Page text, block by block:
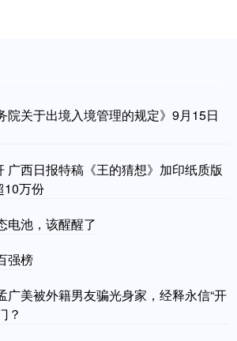
院关于出境入境管理的规定》9月15日
广西日报特稿《王的猜想》加印纸质版
10万份
电池，该醒醒了
强榜
广美被外籍男友骗光身家，经释永信“开
？